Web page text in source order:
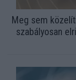
Meg sem
szabályosan